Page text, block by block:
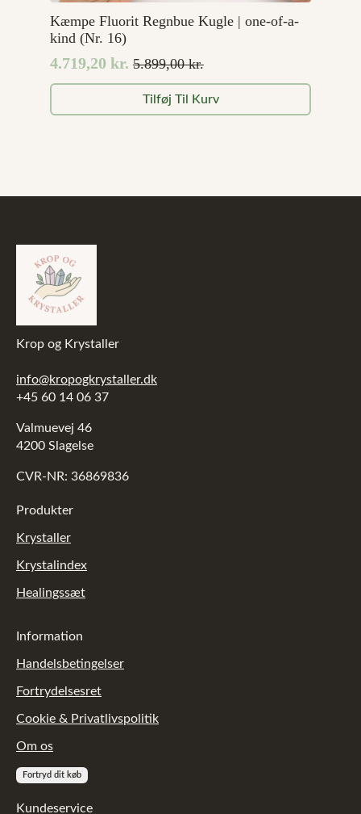
Kæmpe Fluorit Regnbue Kugle | one-of-a-
kind (Nr. 16)
5.899,00kr.
Den
oprindelige
pris
4.719,20 kr.
Den
aktuelle
pris
Tilføj Til Kurv
Krop og Krystaller
info@kropogkrystaller.dk
+45 60 14 06 37
Valmuevej 46
4200 Slagelse
CVR-NR: 36869836
Produkter
Krystaller
Krystalindex
Healingssæt
Information
Handelsbetingelser
Fortrydelsesret
Cookie & Privatlivspolitik
Om os
Fortryd dit køb
Kundeservice